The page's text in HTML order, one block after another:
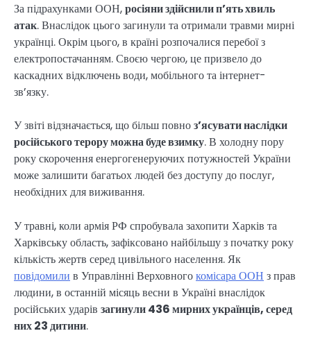
За підрахунками ООН,росіяни здійснили п’ять хвиль
атак. Внаслідок цього загинули та отримали травми мирні
українці. Окрім цього, в країні розпочалися перебої з
електропостачанням. Своєю чергою, це призвело до
каскадних відключень води, мобільного та інтернет-
зв’язку.
У звіті відзначається, що більш повноз’ясувати наслідки
російського терору можна буде взимку. В холодну пору
року скорочення енергогенеруючих потужностей України
може залишити багатьох людей без доступу до послуг,
необхідних для виживання.
У травні, коли армія РФ спробувала захопити Харків та
Харківську область, зафіксовано найбільшу з початку року
кількість жертв серед цивільного населення. Як
повідомили в Управлінні Верховногокомісара ООН з прав
людини, в останній місяць весни в Україні внаслідок
російських ударів загинули 436 мирних українців, серед
них 23 дитини.